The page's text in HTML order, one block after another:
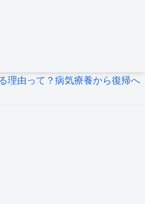
理由って？病気療養から復帰へ